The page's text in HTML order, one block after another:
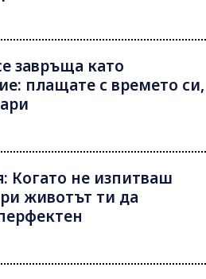
завръща като
плащате с времето си,
Когато не изпитваш
животът ти да